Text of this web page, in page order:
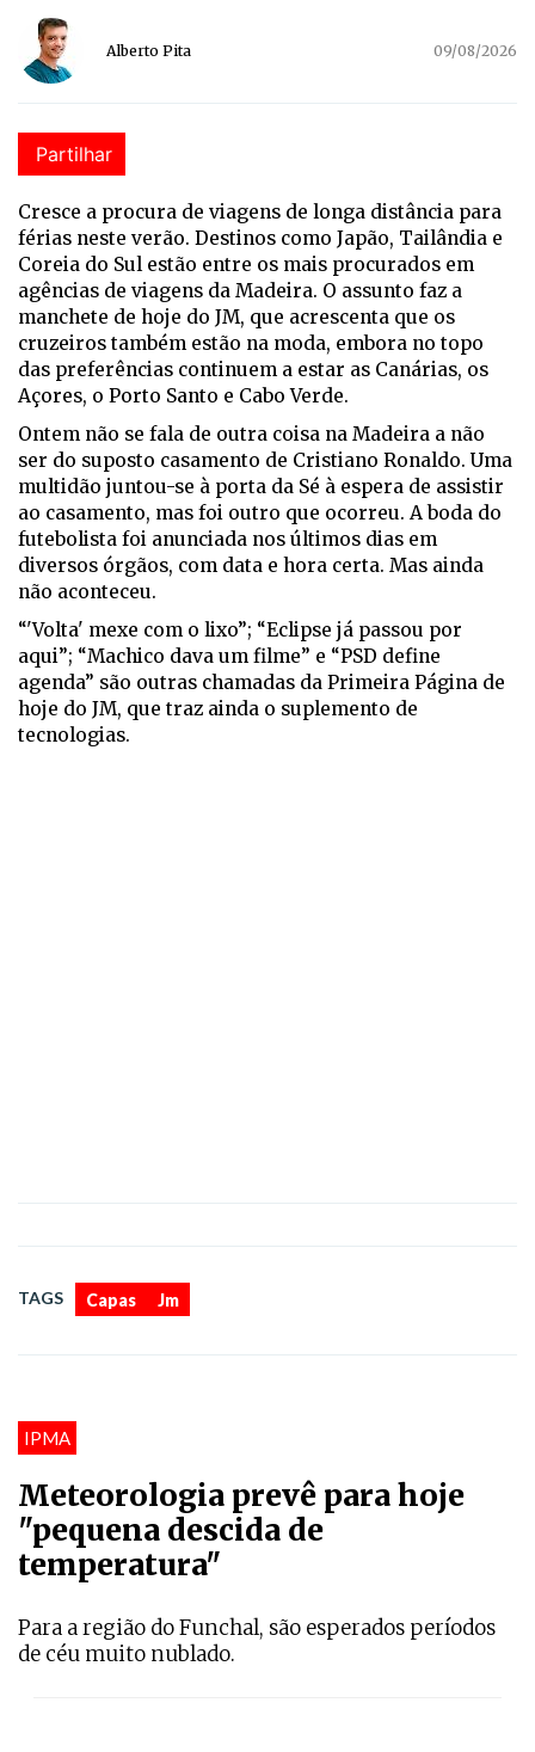
Alberto Pita 09/08/2026
Partilhar
Cresce a procura de viagens de longa distância para
férias neste verão. Destinos como Japão, Tailândia e
Coreia do Sul estão entre os mais procurados em
agências de viagens da Madeira. O assunto faz a
manchete de hoje do JM, que acrescenta que os
cruzeiros também estão na moda, embora no topo
das preferências continuem a estar as Canárias, os
Açores, o Porto Santo e Cabo Verde.
Ontem não se fala de outra coisa na Madeira a não
ser do suposto casamento de Cristiano Ronaldo. Uma
multidão juntou-se à porta da Sé à espera de assistir
ao casamento, mas foi outro que ocorreu. A boda do
futebolista foi anunciada nos últimos dias em
diversos órgãos, com data e hora certa. Mas ainda
não aconteceu.
“'Volta' mexe com o lixo”; “Eclipse já passou por
aqui”; “Machico dava um filme” e “PSD define
agenda” são outras chamadas da Primeira Página de
hoje do JM, que traz ainda o suplemento de
tecnologias.
TAGS Capas Jm
IPMA
Meteorologia prevê para hoje
"pequena descida de
temperatura"
Para a região do Funchal, são esperados períodos
de céu muito nublado.